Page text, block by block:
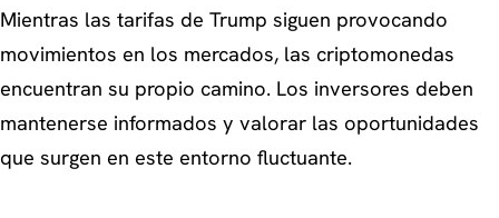
Mientras las tarifas de Trump siguen provocando
movimientos en los mercados, las criptomonedas
encuentran su propio camino. Los inversores deben
mantenerse informados y valorar las oportunidades
que surgen en este entorno fluctuante.